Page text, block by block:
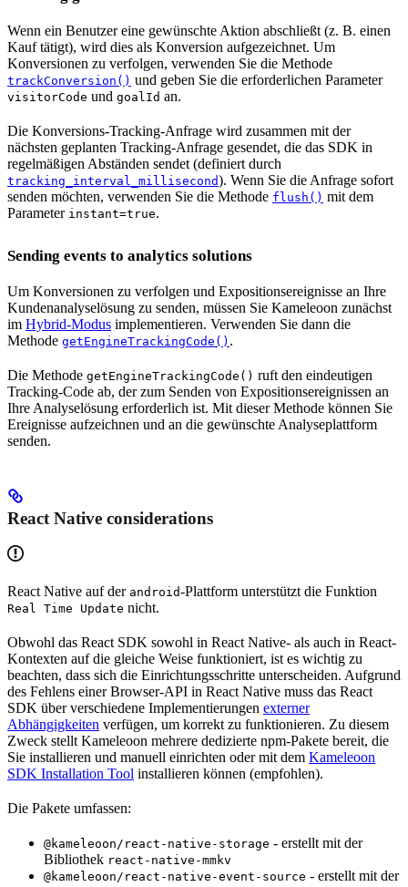
Wenn ein Benutzer eine gewünschte Aktion abschließt (z. B. einen
Kauf tätigt), wird dies als Konversion aufgezeichnet. Um
Konversionen zu verfolgen, verwenden Sie die Methode
trackConversion() und geben Sie die erforderlichen Parameter
visitorCode und goalId an.
Die Konversions-Tracking-Anfrage wird zusammen mit der
nächsten geplanten Tracking-Anfrage gesendet, die das SDK in
regelmäßigen Abständen sendet (definiert durch
tracking_interval_millisecond). Wenn Sie die Anfrage sofort
senden möchten, verwenden Sie die Methode flush() mit dem
Parameter instant=true.
Sending events to analytics solutions
Um Konversionen zu verfolgen und Expositionsereignisse an Ihre
Kundenanalyselösung zu senden, müssen Sie Kameleoon zunächst
im Hybrid-Modus implementieren. Verwenden Sie dann die
Methode getEngineTrackingCode() .
Die Methode getEngineTrackingCode() ruft den eindeutigen
Tracking-Code ab, der zum Senden von Expositionsereignissen an
Ihre Analyselösung erforderlich ist. Mit dieser Methode können Sie
Ereignisse aufzeichnen und an die gewünschte Analyseplattform
senden.
React Native considerations
React Native auf der android-Plattform unterstützt die Funktion
Real Time Update nicht.
Obwohl das React SDK sowohl in React Native- als auch in React-
Kontexten auf die gleiche Weise funktioniert, ist es wichtig zu
beachten, dass sich die Einrichtungsschritte unterscheiden. Aufgrund
des Fehlens einer Browser-API in React Native muss das React
SDK über verschiedene Implementierungen externer
Abhängigkeiten verfügen, um korrekt zu funktionieren. Zu diesem
Zweck stellt Kameleoon mehrere dedizierte npm-Pakete bereit, die
Sie installieren und manuell einrichten oder mit dem Kameleoon
SDK Installation Tool installieren können (empfohlen).
Die Pakete umfassen:
@kameleoon/react-native-storage - erstellt mit der
Bibliothek react-native-mmkv
@kameleoon/react-native-event-source - erstellt mit der